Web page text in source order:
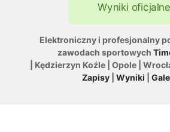
Wyniki oficjalne
Elektroniczny i profesjonalny
zawodach sportowych
| Kędzierzyn Koźle | Opole |
Zapisy
Wyniki